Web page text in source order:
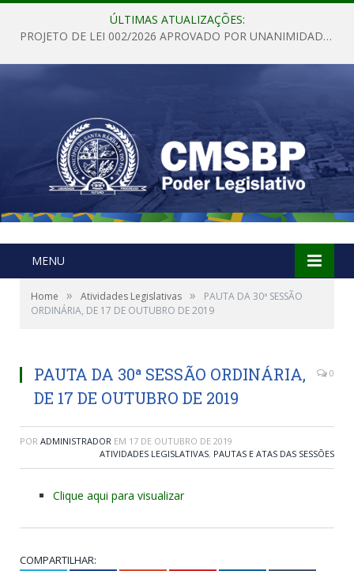
ÚLTIMAS ATUALIZAÇÕES:
PROJETO DE LEI 002/2026 APROVADO POR UNANIMIDADE EM SESSÃO ORDINÁRIA NESTA QUINTA – FEIRA 28 DE MAIO DE 2026
MENU
Home » Atividades Legislativas »
PAUTA DA 30ª SESSÃO
ORDINÁRIA, DE 17 DE OUTUBRO DE 2019
PAUTA DA 30ª SESSÃO ORDINÁRIA,
DE 17 DE OUTUBRO DE 2019
0
POR ADMINISTRADOR EM 17 DE OUTUBRO DE 2019
ATIVIDADES LEGISLATIVAS, PAUTAS E ATAS DAS SESSÕES
Clique aqui para visualizar
COMPARTILHAR: